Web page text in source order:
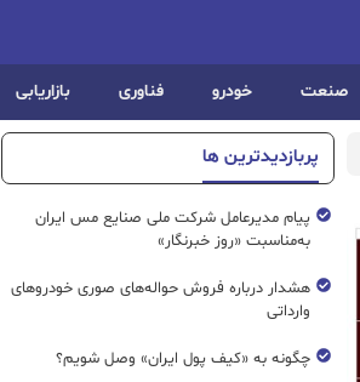
صنعت خودرو فناوری بازاریابی
پربازدیدترین ها
پیام مدیرعامل شرکت ملی صنایع مس ایران
به‌مناسبت «روز خبرنگار»
هشدار درباره فروش حواله‌های صوری خودروهای
وارداتی
چگونه به «کیف پول ایران» وصل شویم؟